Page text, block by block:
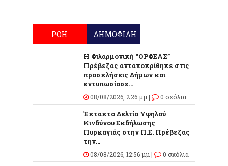
ΡΟΗ ΔΗΜΟΦΙΛΗ
Η Φιλαρμονική “ΟΡΦΕΑΣ”
Πρέβεζας ανταποκρίθηκε στις
προσκλήσεις Δήμων και
εντυπωσίασε...
08/08/2026, 2:26 μμ | 0 σχόλια
Έκτακτο Δελτίο Υψηλού
Κινδύνου Εκδήλωσης
Πυρκαγιάς στην Π.Ε. Πρέβεζας
την...
08/08/2026, 12:56 μμ | 0 σχόλια